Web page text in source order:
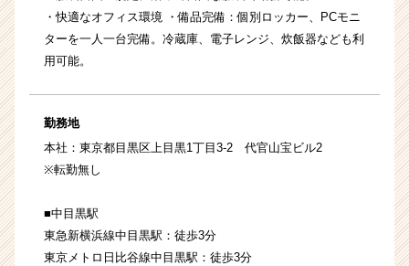
・快適なオフィス環境 ・備品完備：個別ロッカー、PCモニ
ターを一人一台完備。冷蔵庫、電子レンジ、炊飯器なども利
用可能。
勤務地
本社：東京都目黒区上目黒1丁目3-2 代官山宝ビル2
※転勤無し
■中目黒駅
東急新横浜線中目黒駅：徒歩3分
東京メトロ日比谷線中目黒駅：徒歩3分